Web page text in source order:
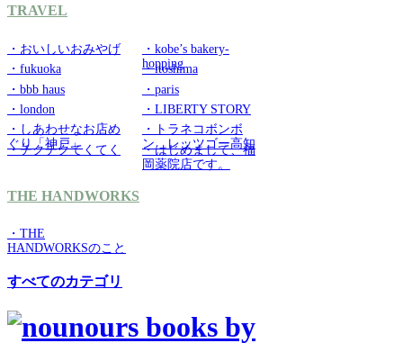
TRAVEL
・おいしいおみやげ
・kobe’s bakery-
hopping
・fukuoka
・itoshima
・bbb haus
・paris
・london
・LIBERTY STORY
・しあわせなお店め
ぐり「神戸」
・トラネコボンボ
ン レッツゴー高知
・チクチクてくてく
・はじめまして、福
岡薬院店です。
THE HANDWORKS
・THE
HANDWORKSのこと
すべてのカテゴリ